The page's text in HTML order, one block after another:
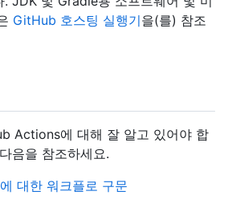
GitHub 호스팅 실행기을(를) 참조
Actions에 대해 잘 알고 있어야 합
음을 참조하세요.
대한 워크플로 구문